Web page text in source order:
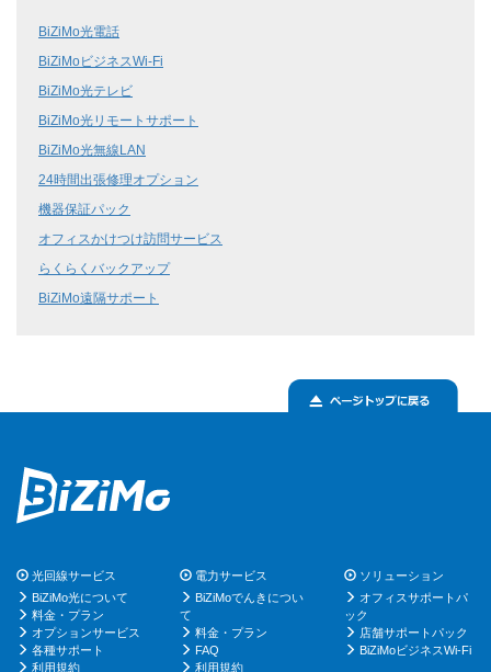
BiZiMo光電話
BiZiMoビジネスWi-Fi
BiZiMo光テレビ
BiZiMo光リモートサポート
BiZiMo光無線LAN
24時間出張修理オプション
機器保証パック
オフィスかけつけ訪問サービス
らくらくバックアップ
BiZiMo遠隔サポート
光回線サービス
BiZiMo光について
料金・プラン
オプションサービス
各種サポート
利用規約
電力サービス
BiZiMoでんきについ
て
料金・プラン
FAQ
利用規約
ソリューション
オフィスサポートパ
ック
店舗サポートパック
BiZiMoビジネスWi-Fi